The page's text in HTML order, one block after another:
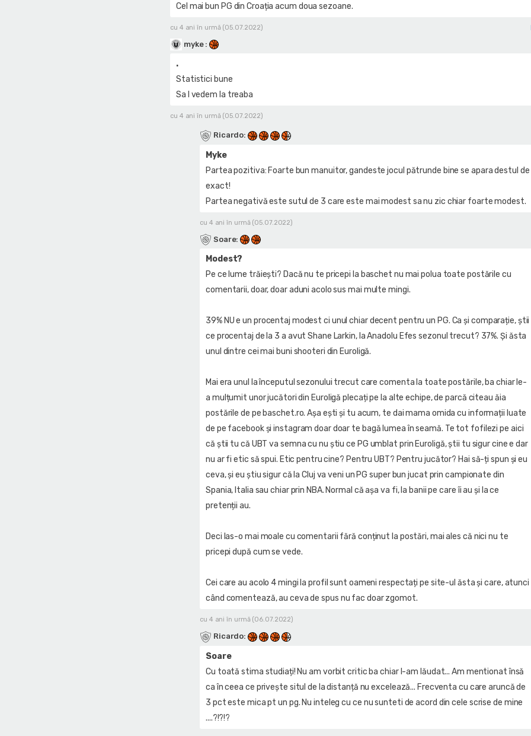
Cel mai bun PG din Croația acum doua sezoane.
cu 4 ani în urmă (05.07.2022)
myke :
.
Statistici bune
Sa l vedem la treaba
cu 4 ani în urmă (05.07.2022)
Ricardo:
Myke
Partea pozitiva: Foarte bun manuitor, gandeste jocul pătrunde bine se apara destul de
exact!
Partea negativă este sutul de 3 care este mai modest sa nu zic chiar foarte modest.
cu 4 ani în urmă (05.07.2022)
Soare:
Modest?
Pe ce lume trăiești? Dacă nu te pricepi la baschet nu mai polua toate postările cu
comentarii, doar, doar aduni acolo sus mai multe mingi.
39% NU e un procentaj modest ci unul chiar decent pentru un PG. Ca și comparație, știi
ce procentaj de la 3 a avut Shane Larkin, la Anadolu Efes sezonul trecut? 37%. Și ăsta
unul dintre cei mai buni shooteri din Euroligă.
Mai era unul la începutul sezonului trecut care comenta la toate postările, ba chiar le-
a mulțumit unor jucători din Euroligă plecați pe la alte echipe, de parcă citeau ăia
postările de pe baschet.ro. Așa ești și tu acum, te dai mama omida cu informații luate
de pe facebook și instagram doar doar te bagă lumea în seamă. Te tot fofilezi pe aici
că știi tu că UBT va semna cu nu știu ce PG umblat prin Euroligă, știi tu sigur cine e dar
nu ar fi etic să spui. Etic pentru cine? Pentru UBT? Pentru jucător? Hai să-ți spun și eu
ceva, și eu știu sigur că la Cluj va veni un PG super bun jucat prin campionate din
Spania, Italia sau chiar prin NBA. Normal că așa va fi, la banii pe care îi au și la ce
pretenții au.
Deci las-o mai moale cu comentarii fără conținut la postări, mai ales că nici nu te
pricepi după cum se vede.
Cei care au acolo 4 mingi la profil sunt oameni respectați pe site-ul ăsta și care, atunci
când comentează, au ceva de spus nu fac doar zgomot.
cu 4 ani în urmă (06.07.2022)
Ricardo:
Soare
Cu toată stima studiați! Nu am vorbit critic ba chiar l-am lăudat... Am mentionat însă
ca în ceea ce privește situl de la distanță nu excelează... Frecventa cu care aruncă de
3 pct este mica pt un pg. Nu inteleg cu ce nu sunteti de acord din cele scrise de mine
....?!?!?